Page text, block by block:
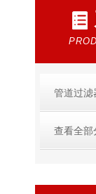
管道过滤
查看全部